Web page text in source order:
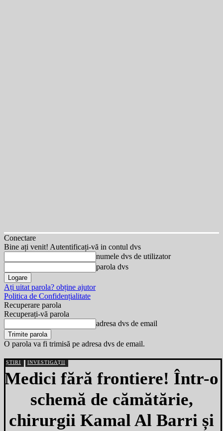
Conectare
Bine ați venit! Autentificați-vă in contul dvs
numele dvs de utilizator
parola dvs
Ați uitat parola? obține ajutor
Politica de Confidențialitate
Recuperare parola
Recuperați-vă parola
adresa dvs de email
O parola va fi trimisă pe adresa dvs de email.
ȘTIRI INVESTIGAȚII
Medici fără frontiere! Într-o
schemă de cămătărie,
chirurgii Kamal Al Barri și